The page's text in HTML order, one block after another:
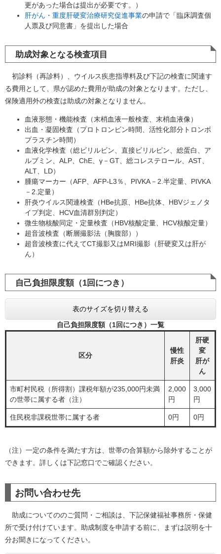
更があった場合は提出が必要です。）
肝がん・重度肝硬変治療研究促進事業の申請で「臨床調査個
人票及び同意書」を提出した場合
助成対象となる検査項目
初診料（再診料）、ウイルス疾患指導料及び下記の検査に関連す
る費用として、県が認めた費用が助成の対象となります。ただし、
保険適用外の検査は助成の対象となりません。
血液形態・機能検査（末梢血液一般検査、末梢血液像）
出血・凝固検査（プロトロンビン時間、活性化部分トロンボ
プラスチン時間）
血液化学検査（総ビリルビン、直接ビリルビン、総蛋白、ア
ルブミン、ALP、ChE、γ－GT、総コレステロール、AST、
ALT、LD）
腫瘍マーカー（AFP、AFP-L3％、PIVKA－2.半定量、PIVKA
－2.定量）
肝炎ウイルス関連検査（HBe抗原、HBe抗体、HBVジェノタ
イプ判定、HCV血清群別判定）
微生物核酸同定・定量検査（HBV核酸定量、HCV核酸定量）
超音波検査（断層撮影法（胸腹部））
超音波検査に代えてCT撮影又はMRI撮影（肝硬変又は肝が
ん）
自己負担限度額（1回につき）
表のサイズを切り替える
自己負担限度額（1回につき）一覧
区分
慢性
肝炎
肝硬
変
肝が
ん
市町村民税（所得割）課税年額が235,000円未満
の世帯に属する者（注）
2,000
円
3,000
円
住民税非課税世帯に属する者 0円 0円
（注）一定の条件を満たす方は、世帯の合算額から除外することが
できます。詳しくは下記窓口でご確認ください。
お問い合わせ先
助成についてののご質問・ご相談は、下記保健福祉事務所・保健
所で受け付けています。助成制度を申請する前に、まずは説明を十
分お聞きになってください。